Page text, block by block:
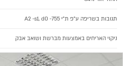
תגובות בשריפה ע"פ ת"י 755- A2 -s1, d0
ניקוי האריחים באמצעות מברשת ושואב אבק